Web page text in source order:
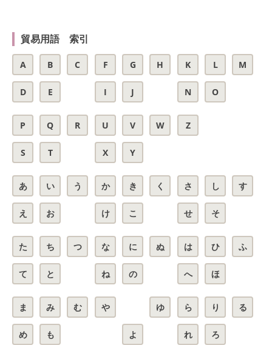
貿易用語 索引
A B C
D E
F G H
I J
K L M
N O
P Q R
S T
U V W
X Y
Z
あ い う
え お
か き く
け こ
さ し す
せ そ
た ち つ
て と
な に ぬ
ね の
は ひ ふ
へ ほ
ま み む
め も
や ゆ
よ
ら り る
れ ろ